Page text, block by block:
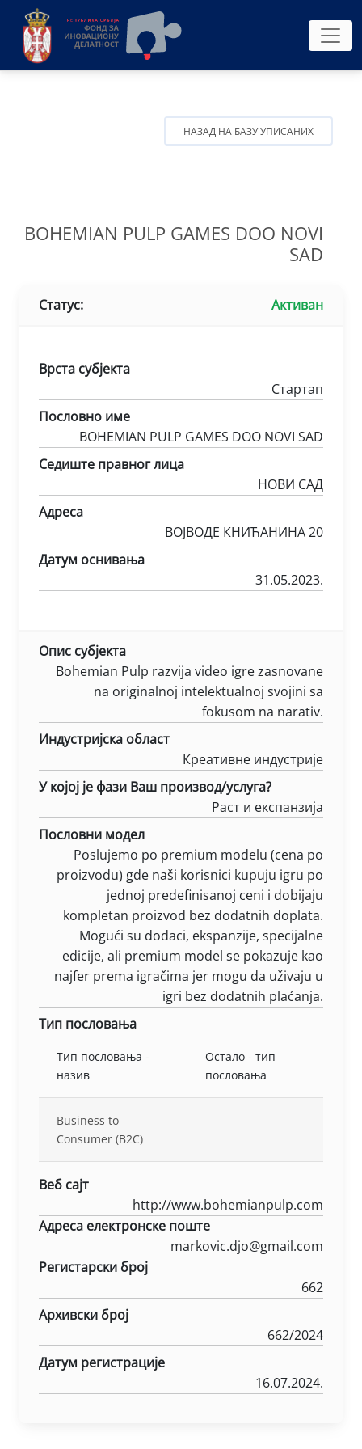
НАЗАД НА БАЗУ УПИСАНИХ
BOHEMIAN PULP GAMES DOO NOVI
SAD
Статус: Активан
Врста субјекта
Стартап
Пословно име
BOHEMIAN PULP GAMES DOO NOVI SAD
Седиште правног лица
НОВИ САД
Адреса
ВОЈВОДЕ КНИЋАНИНА 20
Датум оснивања
31.05.2023.
Опис субјекта
Bohemian Pulp razvija video igre zasnovane
na originalnoj intelektualnoj svojini sa
fokusom na narativ.
Индустријска област
Креативне индустрије
У којој је фази Ваш производ/услуга?
Раст и експанзија
Пословни модел
Poslujemo po premium modelu (cena po
proizvodu) gde naši korisnici kupuju igru po
jednoj predefinisanoj ceni i dobijaju
kompletan proizvod bez dodatnih doplata.
Mogući su dodaci, ekspanzije, specijalne
edicije, ali premium model se pokazuje kao
najfer prema igračima jer mogu da uživaju u
igri bez dodatnih plaćanja.
Тип пословања
Тип пословања -
назив
Остало - тип
пословања
Business to
Consumer (B2C)
Веб сајт
http://www.bohemianpulp.com
Адреса електронске поште
markovic.djo@gmail.com
Регистарски број
662
Архивски број
662/2024
Датум регистрације
16.07.2024.